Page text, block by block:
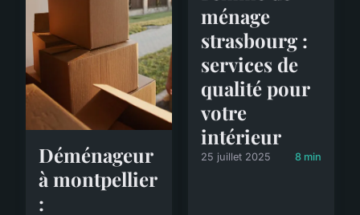
Déménageur
à montpellier
:
ménage
strasbourg :
services de
qualité pour
votre
intérieur
25 juillet 2025 8 min